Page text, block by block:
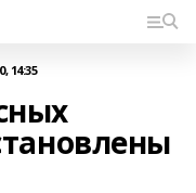
14:35